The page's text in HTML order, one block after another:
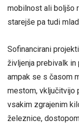
mobilnost ali boljšo
starejše pa tudi
Sofinancirani
življenja prebivalk
ampak se s časom
mestom, vključitvijo
vsakim zgrajenim
železnice,